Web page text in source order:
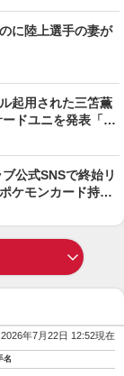
に陸上選手の妻が
起用された三笘薫
ドユニを発表「完
いいよね？」
公式SNSで終始リ
ケモンカード持っ
も
2026年7月22日 12:52現在
名